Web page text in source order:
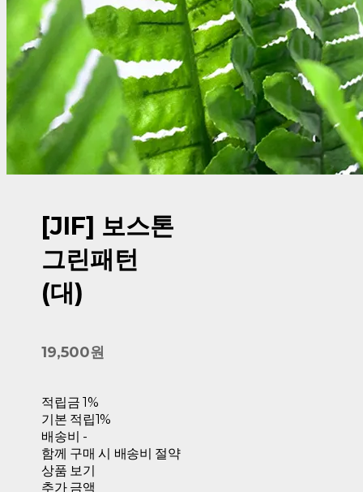
[JIF] 보스톤
그린패턴
(대)
19,500원
적립금 1%
기본 적립1%
배송비 -
함께 구매 시 배송비 절약
상품 보기
추가 금액